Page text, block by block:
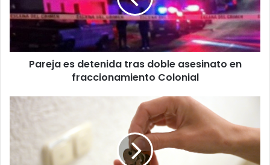
asesinato
fraccionamiento
Colonial
Pareja es detenida tras doble asesinato en
fraccionamiento Colonial
Vivienda
Bienestar
Continúa
entrega